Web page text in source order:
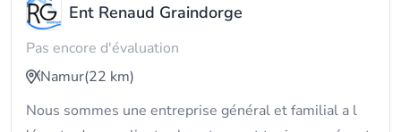
Ent Renaud Graindorge
Pas encore d'évaluation
Namur(22 km)
Nous sommes une entreprise général et familial a l